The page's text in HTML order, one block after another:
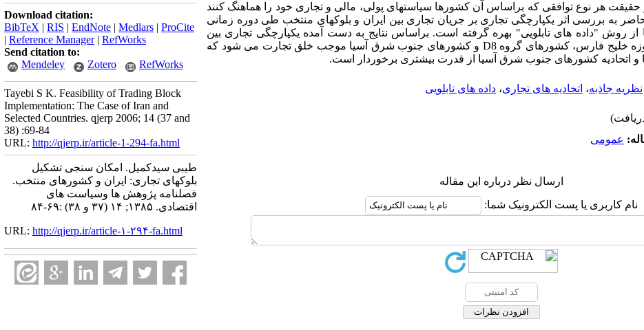
هر نوع توافقی که براساس آن کشورها سیاستهای پولی، مالی و تجاری خود را هماهنگ کنند
به بررسی اثر یکپارچگی تجاری بر جریان تجاری بین ایران و بلوکهای منتخب طی دوره زمانی
این راستا از روش "داده های تابلویی" بهره گرفته است. براساس نتایج به دست آمده یکپارچگی تجاری بین
ایران و اتحادیه اروپا، کشورهای حوزه خلیج فارس، کشورهای گروه D8 و کشورهای جنوب شرق آسیا موجب خلق تجارت می شود که
و اتحادیه کشورهای جنوب شرق آسیا از قدرت بیشتری برخوردار است.
نظریه جاذبه، اتحادیه های تجاری، داده های تابلویی
عمومى
ارسال نظر درباره این مقاله
نام کاربری یا پست الکترونیک شما:
Download citation:
BibTeX | RIS | EndNote | Medlars | ProCite
| Reference Manager| RefWorks
Send citation to:
Mendeley
Zotero RefWorks
Tayebi S K. Feasibility of Trading Block
Implementation: The Case of Iran and
Selected Countries. qjerp 2006; 14 (37 and
38) :69-84
URL: http://qjerp.ir/article-1-294-fa.html
طیبی سیدکمیل. امکان سنجی تشکیل
بلوکهای تجاری: ایران و کشورهای منتخب.
فصلنامه پژوهش ها وسیاست های
اقتصادی. ۱۳۸۵; ۱۴ (۳۷ و ۳۸) :۶۹-۸۴
URL: http://qjerp.ir/article-۱-۲۹۴-fa.html